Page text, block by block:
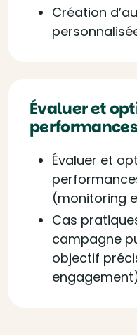
Création
Évaluer et
Évaluer et
(monitoring
Cas
campagne
objectif